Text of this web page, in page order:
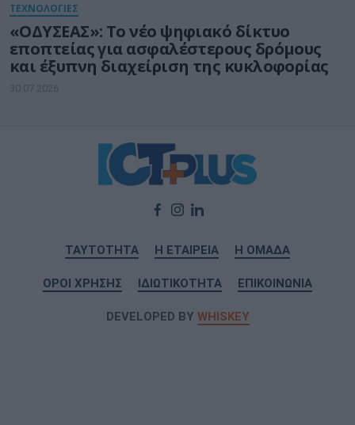
ΤΕΧΝΟΛΟΓΙΕΣ
«ΟΔΥΣΕΑΣ»: Το νέο ψηφιακό δίκτυο
εποπτείας για ασφαλέστερους δρόμους
και έξυπνη διαχείριση της κυκλοφορίας
30.07.2026
ΤΑΥΤΟΤΗΤΑ Η ΕΤΑΙΡΕΙΑ Η ΟΜΑΔΑ
ΟΡΟΙ ΧΡΗΣΗΣ ΙΔΙΩΤΙΚΟΤΗΤΑ ΕΠΙΚΟΙΝΩΝΙΑ
DEVELOPED BY WHISKEY